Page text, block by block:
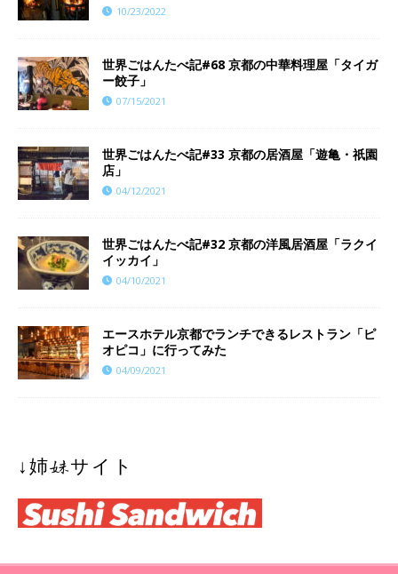
10/23/2022
世界ごはんたべ記#68 京都の中華料理屋「タイガ
ー餃子」
07/15/2021
世界ごはんたべ記#33 京都の居酒屋「遊亀・祇園
店」
04/12/2021
世界ごはんたべ記#32 京都の洋風居酒屋「ラクイ
イッカイ」
04/10/2021
エースホテル京都でランチできるレストラン「ピ
オピコ」に行ってみた
04/09/2021
↓姉妹サイト